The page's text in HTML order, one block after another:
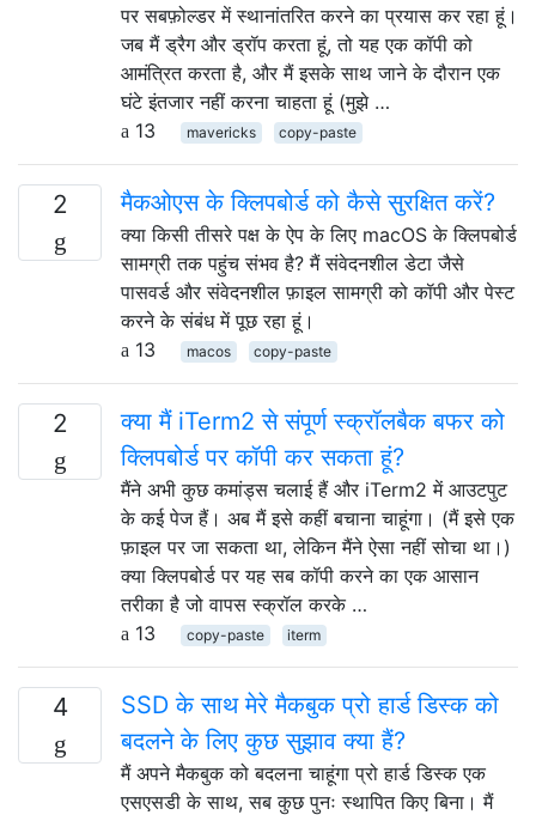
पर सबफ़ोल्डर में स्थानांतरित करने का प्रयास कर रहा हूं।
जब मैं ड्रैग और ड्रॉप करता हूं, तो यह एक कॉपी को
आमंत्रित करता है, और मैं इसके साथ जाने के दौरान एक
घंटे इंतजार नहीं करना चाहता हूं (मुझे …
13
mavericks copy-paste
2 मैकओएस के क्लिपबोर्ड को कैसे सुरक्षित करें?
क्या किसी तीसरे पक्ष के ऐप के लिए macOS के क्लिपबोर्ड
सामग्री तक पहुंच संभव है? मैं संवेदनशील डेटा जैसे
पासवर्ड और संवेदनशील फ़ाइल सामग्री को कॉपी और पेस्ट
करने के संबंध में पूछ रहा हूं।
13
macos copy-paste
2
क्या मैं iTerm2 से संपूर्ण स्क्रॉलबैक बफर को
क्लिपबोर्ड पर कॉपी कर सकता हूं?
मैंने अभी कुछ कमांड्स चलाई हैं और iTerm2 में आउटपुट
के कई पेज हैं। अब मैं इसे कहीं बचाना चाहूंगा। (मैं इसे एक
फ़ाइल पर जा सकता था, लेकिन मैंने ऐसा नहीं सोचा था।)
क्या क्लिपबोर्ड पर यह सब कॉपी करने का एक आसान
तरीका है जो वापस स्क्रॉल करके …
13
copy-paste iterm
4
SSD के साथ मेरे मैकबुक प्रो हार्ड डिस्क को
बदलने के लिए कुछ सुझाव क्या हैं?
मैं अपने मैकबुक को बदलना चाहूंगा प्रो हार्ड डिस्क एक
एसएसडी के साथ, सब कुछ पुनः स्थापित किए बिना। मैं